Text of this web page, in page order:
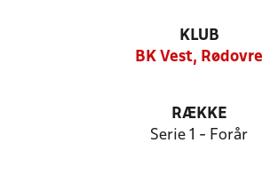
KLUB
BK Vest, Rødovre
RÆKKE
Serie 1 - Forår